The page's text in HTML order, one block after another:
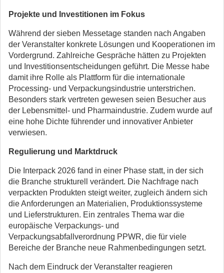
Projekte und Investitionen im Fokus
Während der sieben Messetage standen nach Angaben
der Veranstalter konkrete Lösungen und Kooperationen im
Vordergrund. Zahlreiche Gespräche hätten zu Projekten
und Investitionsentscheidungen geführt. Die Messe habe
damit ihre Rolle als Plattform für die internationale
Processing- und Verpackungsindustrie unterstrichen.
Besonders stark vertreten gewesen seien Besucher aus
der Lebensmittel- und Pharmaindustrie. Zudem wurde auf
eine hohe Dichte führender und innovativer Anbieter
verwiesen.
Regulierung und Marktdruck
Die Interpack 2026 fand in einer Phase statt, in der sich
die Branche strukturell verändert. Die Nachfrage nach
verpackten Produkten steigt weiter, zugleich ändern sich
die Anforderungen an Materialien, Produktionssysteme
und Lieferstrukturen. Ein zentrales Thema war die
europäische Verpackungs- und
Verpackungsabfallverordnung PPWR, die für viele
Bereiche der Branche neue Rahmenbedingungen setzt.
Nach dem Eindruck der Veranstalter reagieren